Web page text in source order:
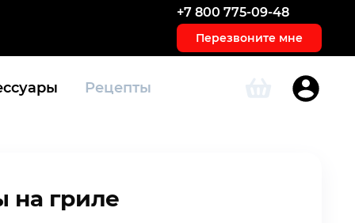
+7 800 775-09-48
Перезвоните мне
Рецепты
на гриле